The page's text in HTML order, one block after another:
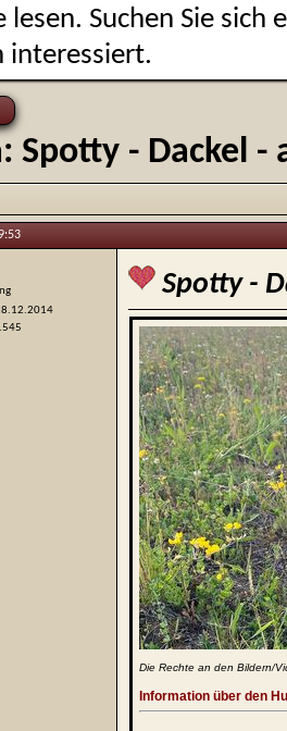
lesen. Suchen Sie sich
interessiert.
Spotty - Dackel -
Spotty -
Die Rechte an den Bildern/
Information über den